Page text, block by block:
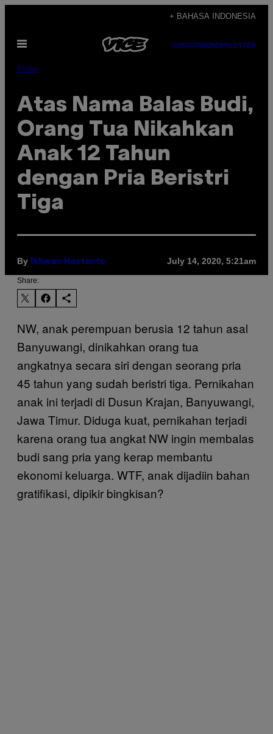
content
+ BAHASA INDONESIA
Open
SUBSCRIBENEWSLETTER
Pulse
Atas Nama Balas Budi,
Orang Tua Nikahkan
Anak 12 Tahun
dengan Pria Beristri
Tiga
By Ikhwan Hastanto July 14, 2020, 5:21am
Share:
NW, anak perempuan berusia 12 tahun asal
Banyuwangi, dinikahkan orang tua
angkatnya secara siri dengan seorang pria
45 tahun yang sudah beristri tiga. Pernikahan
anak ini terjadi di Dusun Krajan, Banyuwangi,
Jawa Timur. Diduga kuat, pernikahan terjadi
karena orang tua angkat NW ingin membalas
budi sang pria yang kerap membantu
ekonomi keluarga. WTF, anak dijadiin bahan
gratifikasi, dipikir bingkisan?